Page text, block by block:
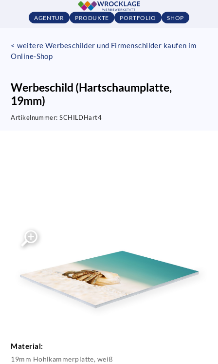
AGENTUR PRODUKTE PORTFOLIO SHOP
< weitere Werbeschilder und Firmenschilder kaufen im
Online-Shop
Werbeschild (Hartschaumplatte,
19mm)
Artikelnummer:SCHILDHart4
Material:
19mm Hohlkammerplatte, weiß